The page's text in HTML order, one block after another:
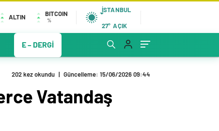
ALTIN BITCOIN
%
İSTANBUL
27° AÇIK
E – DERGİ
202 kez okundu | Güncelleme: 15/06/2026 09:44
Vatandaş